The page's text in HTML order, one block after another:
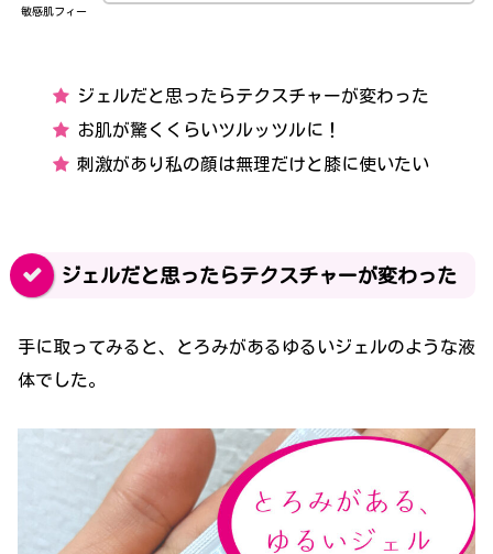
敏感肌フィー
ジェルだと思ったらテクスチャーが変わった
お肌が驚くくらいツルッツルに！
刺激があり私の顔は無理だけと膝に使いたい
ジェルだと思ったらテクスチャーが変わった
手に取ってみると、とろみがあるゆるいジェルのような液
体でした。